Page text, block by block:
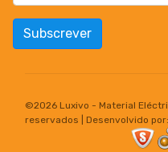
Subscrever
©2026 Luxivo - Material
reservados | Desenvolvido por: